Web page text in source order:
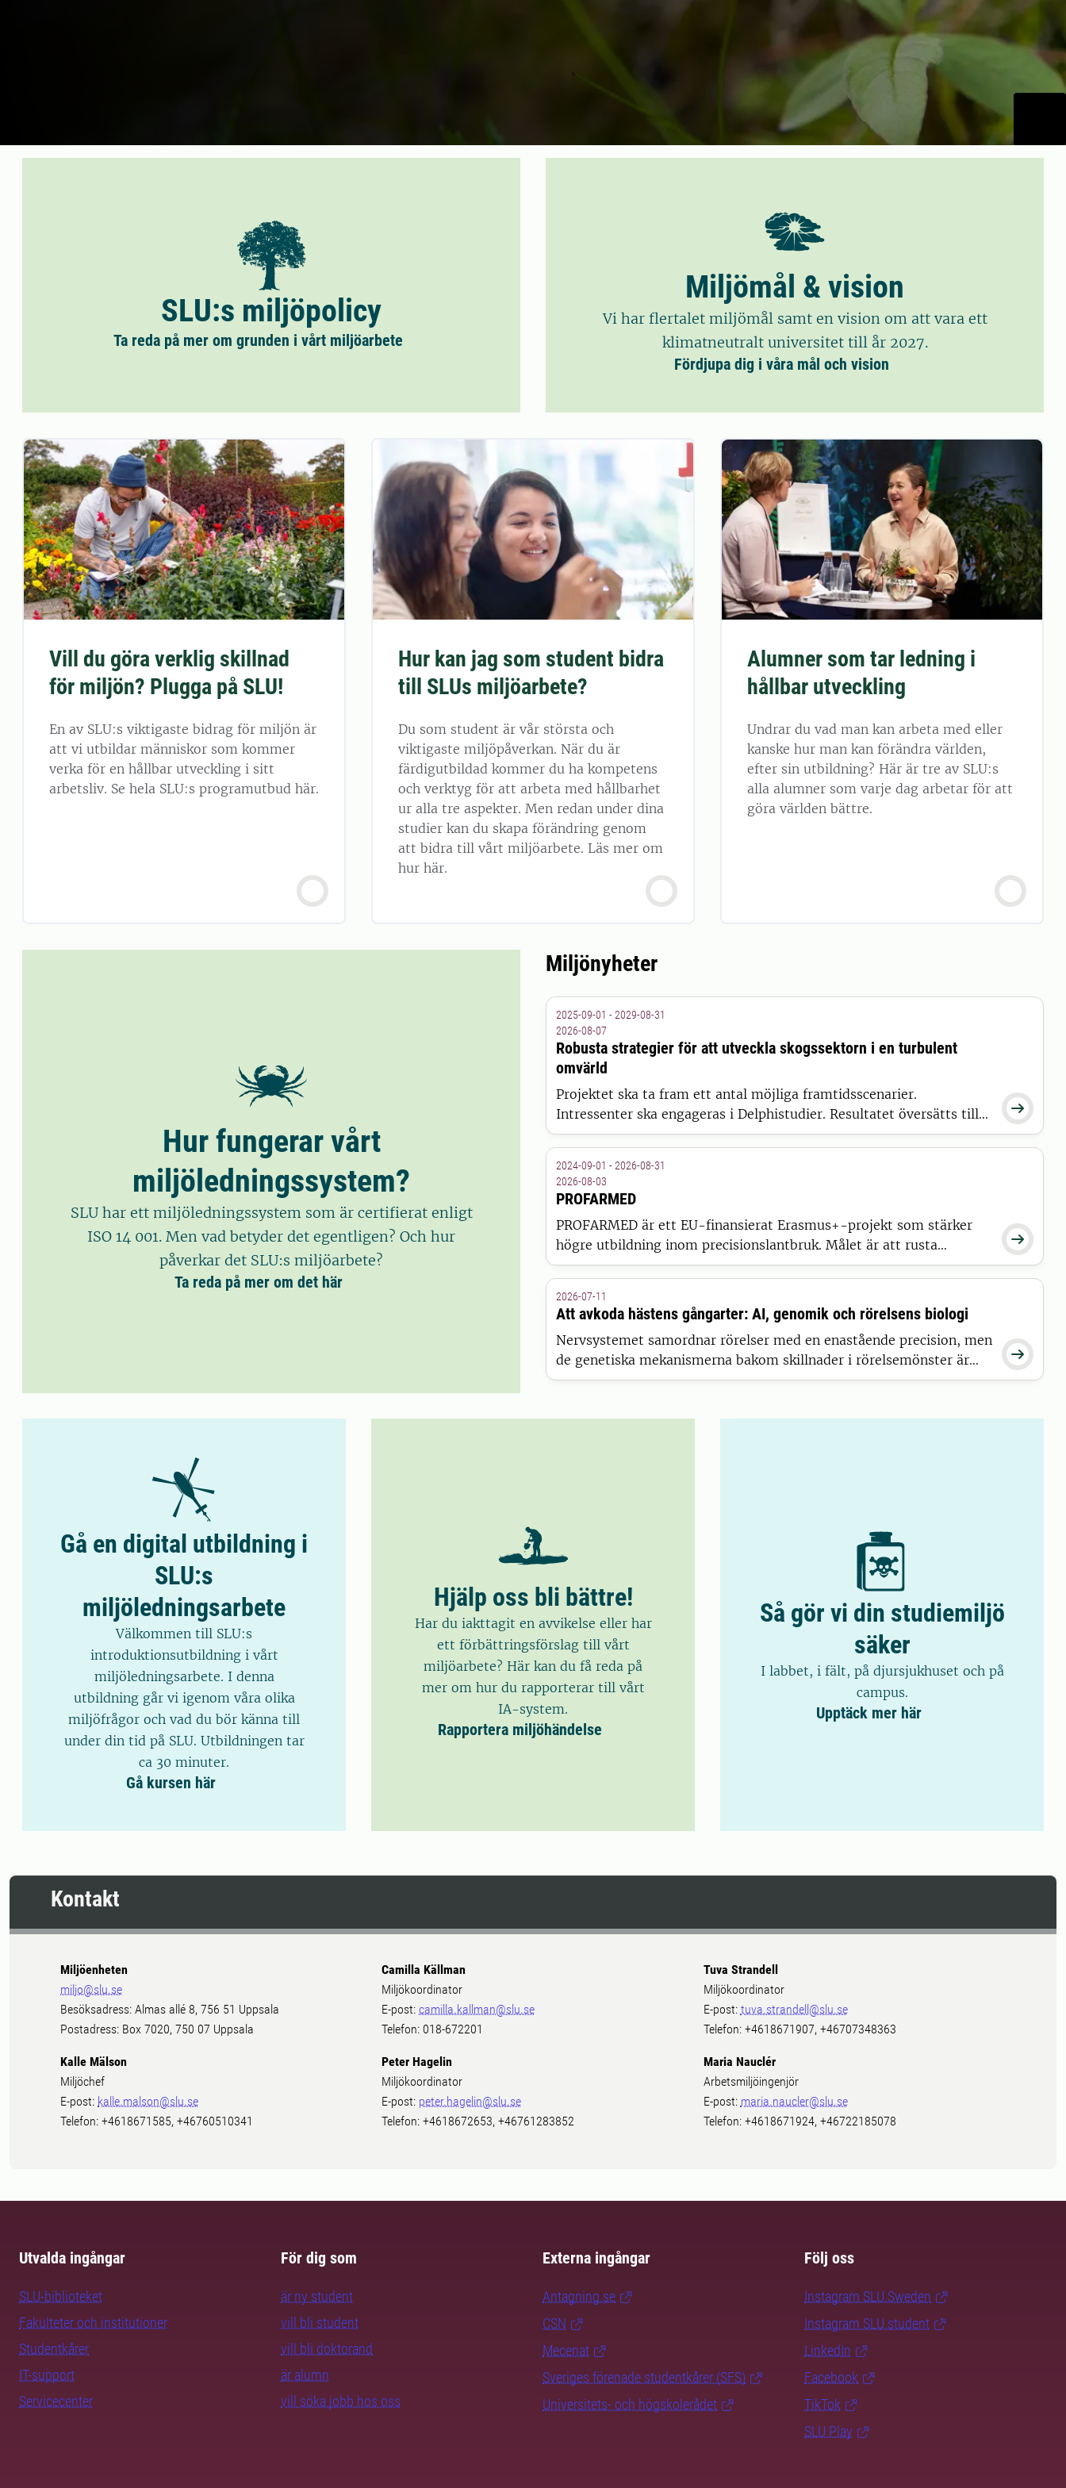
SLU:s miljöpolicy
Ta reda på mer om grunden i vårt miljöarbete
Miljömål & vision
Vi har flertalet miljömål samt en vision om att vara ett
klimatneutralt universitet till år 2027.
Fördjupa dig i våra mål och vision
Vill du göra verklig skillnad
för miljön? Plugga på SLU!
En av SLU:s viktigaste bidrag för miljön är
att vi utbildar människor som kommer
verka för en hållbar utveckling i sitt
arbetsliv. Se hela SLU:s programutbud här.
Hur kan jag som student bidra
till SLUs miljöarbete?
Du som student är vår största och
viktigaste miljöpåverkan. När du är
färdigutbildad kommer du ha kompetens
och verktyg för att arbeta med hållbarhet
ur alla tre aspekter. Men redan under dina
studier kan du skapa förändring genom
att bidra till vårt miljöarbete. Läs mer om
hur här.
Alumner som tar ledning i
hållbar utveckling
Undrar du vad man kan arbeta med eller
kanske hur man kan förändra världen,
efter sin utbildning? Här är tre av SLU:s
alla alumner som varje dag arbetar för att
göra världen bättre.
Hur fungerar vårt
miljöledningssystem?
SLU har ett miljöledningssystem som är certifierat enligt
ISO 14 001. Men vad betyder det egentligen? Och hur
påverkar det SLU:s miljöarbete?
Ta reda på mer om det här
Miljönyheter

2025-09-01 - 2029-08-31
2026-08-07
Robusta strategier för att utveckla skogssektorn i en turbulent
omvärld
Projektet ska ta fram ett antal möjliga framtidsscenarier.
Intressenter ska engageras i Delphistudier. Resultatet översätts till
kvantitativa parametrar i en svensk-norsk skogssektormodell som
täcker alla delar av sektorn samt sektorns utbyte med andra
regioner.

2024-09-01 - 2026-08-31
2026-08-03
PROFARMED
PROFARMED är ett EU-finansierat Erasmus+-projekt som stärker
högre utbildning inom precisionslantbruk. Målet är att rusta
lantbrukare, veterinärer och agronomer med digital kompetens för
hållbar, datadriven animalieproduktion i Europa.

2026-07-11
Att avkoda hästens gångarter: AI, genomik och rörelsens biologi
Nervsystemet samordnar rörelser med en enastående precision, men
de genetiska mekanismerna bakom skillnader i rörelsemönster är
fortfarande dåligt förstådda. Detta projekt kombinerar AI, bärbara
gener påverkar rörelse hos hästar.
Gå en digital utbildning i
SLU:s
miljöledningsarbete
Välkommen till SLU:s
introduktionsutbildning i vårt
miljöledningsarbete. I denna
utbildning går vi igenom våra olika
miljöfrågor och vad du bör känna till
under din tid på SLU. Utbildningen tar
ca 30 minuter.
Gå kursen här
Hjälp oss bli bättre!
Har du iakttagit en avvikelse eller har
ett förbättringsförslag till vårt
miljöarbete? Här kan du få reda på
mer om hur du rapporterar till vårt
IA-system.
Rapportera miljöhändelse
Så gör vi din studiemiljö
säker
I labbet, i fält, på djursjukhuset och på
campus.
Upptäck mer här
Kontakt
Miljöenheten
miljo@slu.se
Besöksadress: Almas allé 8, 756 51 Uppsala
Postadress: Box 7020, 750 07 Uppsala
Kalle Mälson
Miljöchef
E-post: kalle.malson@slu.se
Telefon: +4618671585, +46760510341
Camilla Källman
Miljökoordinator
E-post:camilla.kallman@slu.se
Telefon: 018-672201
Peter Hagelin
Miljökoordinator
E-post: peter.hagelin@slu.se
Telefon: +4618672653, +46761283852
Tuva Strandell
Miljökoordinator
E-post: tuva.strandell@slu.se
Telefon: +4618671907, +46707348363
Maria Nauclér
Arbetsmiljöingenjör
E-post: maria.naucler@slu.se
Telefon: +4618671924, +46722185078
Utvalda ingångar
SLU-biblioteket
Fakulteter och institutioner
Studentkårer
IT-support
Servicecenter
För dig som
är ny student
vill bli student
vill bli doktorand
är alumn
vill söka jobb hos oss
Externa ingångar
Antagning.se
CSN
Mecenat
Sveriges förenade studentkårer (SFS)
Universitets- och högskolerådet
Följ oss
Instagram SLU.Sweden
Instagram SLU.student
LinkedIn
Facebook
TikTok
SLU Play